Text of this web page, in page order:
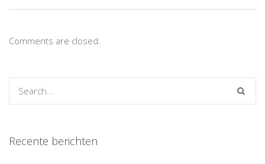
Comments are closed.
Recente berichten